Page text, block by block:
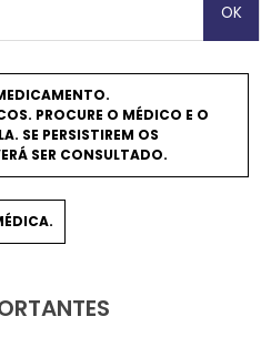
OK
PROCURE O MÉDICO E O
SE PERSISTIREM OS
SER CONSULTADO.